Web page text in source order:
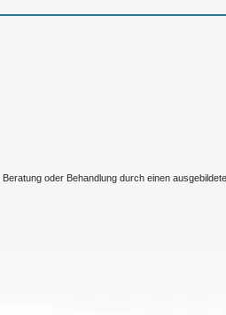
oder Behandlung durch einen